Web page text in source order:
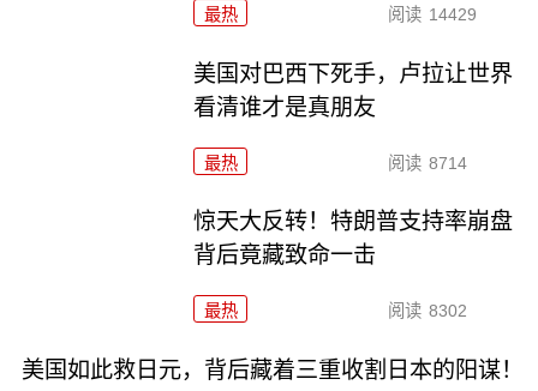
最热 阅读 14429
美国对巴西下死手，卢拉让世界
看清谁才是真朋友
最热 阅读 8714
惊天大反转！特朗普支持率崩盘
背后竟藏致命一击
最热 阅读 8302
美国如此救日元，背后藏着三重收割日本的阳谋！